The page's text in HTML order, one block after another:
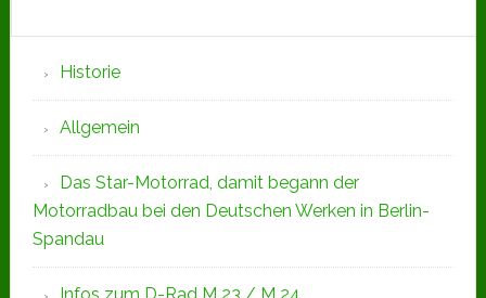
Seitenspalte
Historie
Allgemein
Das Star-Motorrad, damit begann der
Motorradbau bei den Deutschen Werken in Berlin-
Spandau